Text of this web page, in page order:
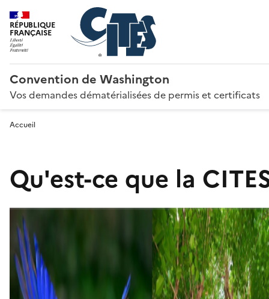
RÉPUBLIQUE
FRANÇAISE
Convention de Washington
Vos demandes dématérialisées de permis et certificats
Accueil
Qu'est-ce que la